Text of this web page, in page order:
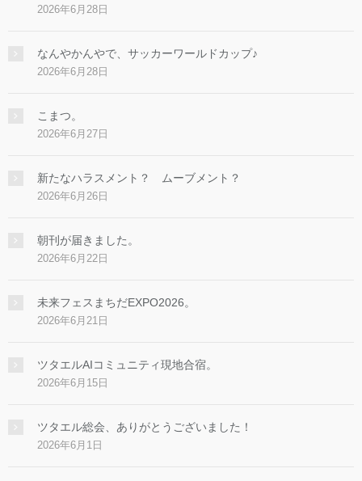
2026年6月28日
なんやかんやで、サッカーワールドカップ♪
2026年6月28日
こまつ。
2026年6月27日
新たなハラスメント？ ムーブメント？
2026年6月26日
朝刊が届きました。
2026年6月22日
未来フェスまちだEXPO2026。
2026年6月21日
ツタエルAIコミュニティ現地合宿。
2026年6月15日
ツタエル総会、ありがとうございました！
2026年6月1日